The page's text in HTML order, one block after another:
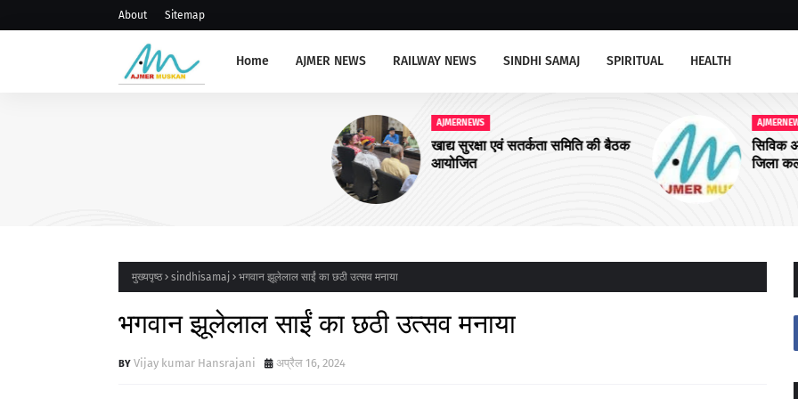
About Sitemap
Home AJMER NEWS RAILWAY NEWS SINDHI SAMAJ SPIRITUAL HEALTH
खाद्य सुरक्षा एवं सतर्कता समिति की बैठक
सिविक अमिनिटीज के कार्य करें तत्काल-
मुख्यपृष्ठ sindhisamaj भगवान झूलेलाल साईं का छठी उत्सव मनाया
भगवान झूलेलाल साईं का छठी उत्सव मनाया
Vijay kumar Hansrajani अप्रैल 16, 2024